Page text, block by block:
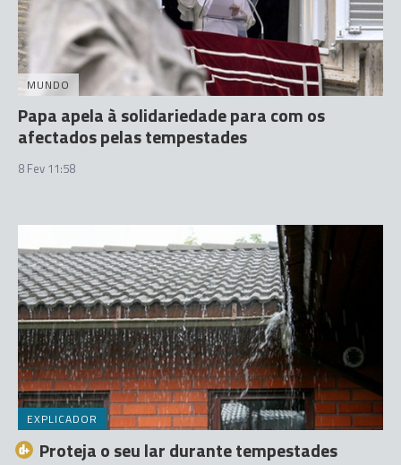
MUNDO
Papa apela à solidariedade para com os
afectados pelas tempestades
8 Fev 11:58
EXPLICADOR
Proteja o seu lar durante tempestades